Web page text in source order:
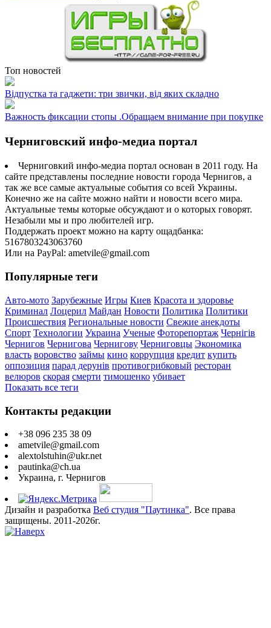
Топ новостей
Відпустка та гаджети: три звички, від яких складно
Важность фиксации стопы .Обращаем внимание при покупке
Черниговский инфо-медиа портал
Черниговкий инфо-медиа портал основан в 2011 году. На
сайте представлены последние новости города Чернигов, а
так же все самые актуальные события со всей Украины.
Конечно же на сайте можно найти и новости всего мира.
Актуальные темы которые обсуждают и о которых говорят.
Незабыли мы и про любителей игр.
Поддержать проект можно на карту ощадбанка:
5167803243063760
Или на PayPal: ametvile@gmail.com
Популярные теги
Авто-мото Зарубежные Игры Киев Красота и здоровье
Криминал Лоцерил Майдан Новости Политика Политики
Происшествия Региональные новости Свежие анекдоты
Спорт Технологии Украина Ученые Фоторепортаж Чернігів
Чернигов Чернигова Чернигову Черниговцы Экономика
власть воровство займы кино коррупция кредит купить
оппозиция парад дерунів противогрибковый ресторан
велюров скорая смерти тимошенко убивает
Показать все теги
Контакты редакции
+38 096 235 38 09
ametvile@gmail.com
alextolstuhin@ukr.net
pautinka@ch.ua
Украина, г. Чернигов
Дизайн и разработка Веб студия "Паутинка". Все права
защищены. 2011-2026г.